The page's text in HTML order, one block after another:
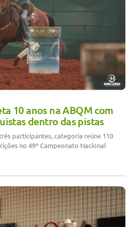
10 anos na ABQM com
dentro das pistas
participantes, categoria reúne 110
no 49º Campeonato Nacional